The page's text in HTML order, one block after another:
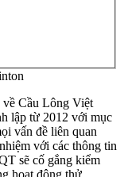
về Cầu Lông Việt
lập từ 2012 với mục
vấn đề liên quan
với các thông tin
sẽ cố gắng kiểm
hoạt động thử